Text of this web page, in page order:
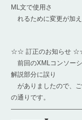
ML文で使用さ
れるために変更が加え
☆☆ 訂正のお知らせ
前回のXMLコンソー
解説部分に誤り
がありましたので、
の通りです。